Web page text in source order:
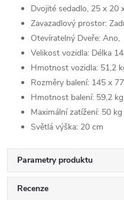
Dvojité sedadlo, 25 x 20
Zavazadlový prostor:
Otevíratelný Dveře: Ano,
Velikost vozidla: Délka
Hmotnost vozidla: 51,2
Rozměry balení: 145 x
Hmotnost balení: 59,2 kg
Maximální zatížení: 50 kg
Světlá výška: 20 cm
Parametry produktu
Recenze